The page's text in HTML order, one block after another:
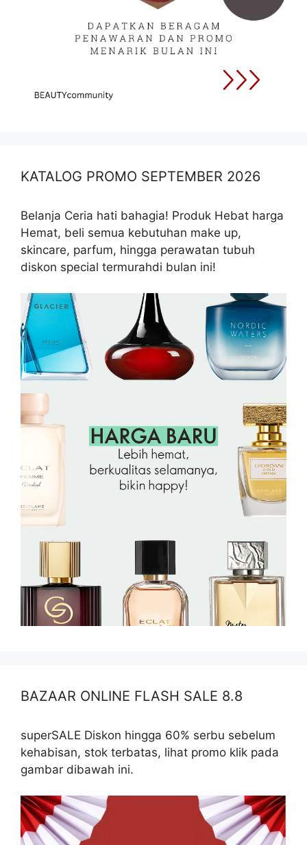
KATALOG PROMO SEPTEMBER 2026
Belanja Ceria hati bahagia! Produk Hebat harga
Hemat, beli semua kebutuhan make up,
skincare, parfum, hingga perawatan tubuh
diskon special termurahdi bulan ini!
BAZAAR ONLINE FLASH SALE 8.8
superSALE Diskon hingga 60% serbu sebelum
kehabisan, stok terbatas, lihat promo klik pada
gambar dibawah ini.